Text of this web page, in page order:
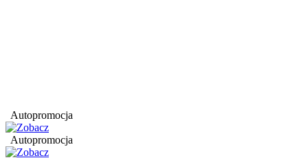
Autopromocja
Autopromocja